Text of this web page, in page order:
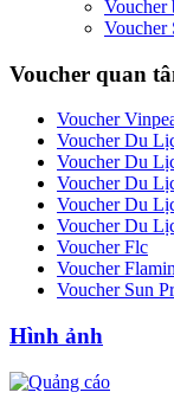
Voucher
Voucher
Voucher quan
Voucher
Voucher Du
Voucher Du
Voucher Du
Voucher Du
Voucher Du
Voucher Flc
Voucher
Voucher Sun
Hình ảnh